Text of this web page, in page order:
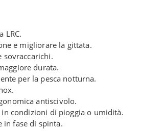
LRC.
e migliorare la gittata.
sovraccarichi.
durata.
per la pesca notturna.
antiscivolo.
condizioni di pioggia o umidità.
in fase di spinta.